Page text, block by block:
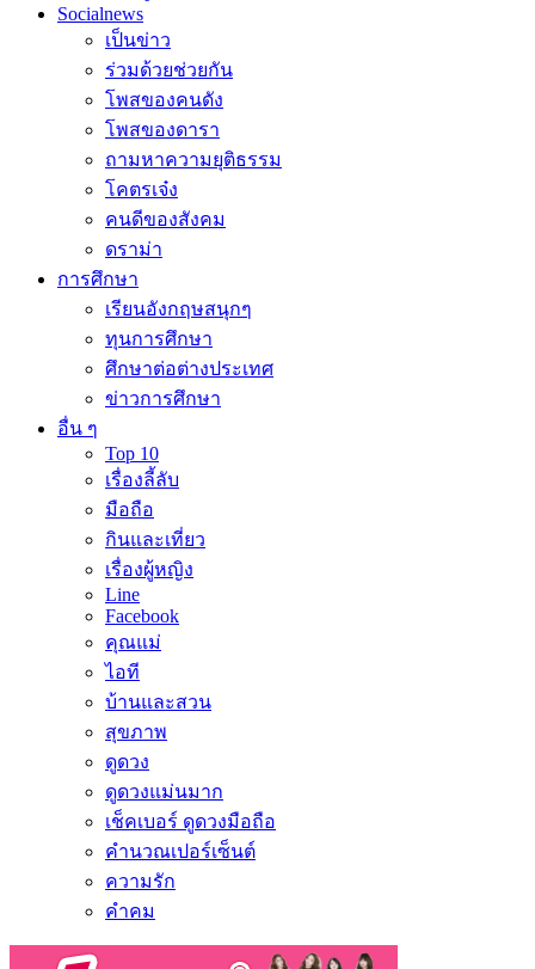
Socialnews
เป็นข่าว
ร่วมด้วยช่วยกัน
โพสของคนดัง
โพสของดารา
ถามหาความยุติธรรม
โคตรเจ๋ง
คนดีของสังคม
ดราม่า
การศึกษา
เรียนอังกฤษสนุกๆ
ทุนการศึกษา
ศึกษาต่อต่างประเทศ
ข่าวการศึกษา
อื่น ๆ
Top 10
เรื่องลี้ลับ
มือถือ
กินและเที่ยว
เรื่องผู้หญิง
Line
Facebook
คุณแม่
ไอที
บ้านและสวน
สุขภาพ
ดูดวง
ดูดวงแม่นมาก
เช็คเบอร์ ดูดวงมือถือ
คำนวณเปอร์เซ็นต์
ความรัก
คำคม